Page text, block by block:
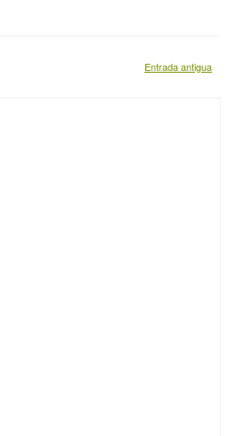
Entrada antigua